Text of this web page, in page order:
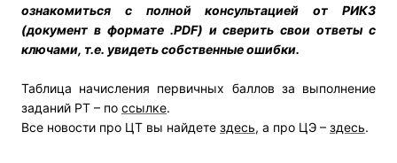
ознакомиться с полной консультацией от РИКЗ
(документ в формате .PDF) и сверить свои ответы с
ключами, т.е. увидеть собственные ошибки.
Таблица начисления первичных баллов за выполнение
заданий РТ – по ссылке.
Все новости про ЦТ вы найдете здесь, а про ЦЭ – здесь.